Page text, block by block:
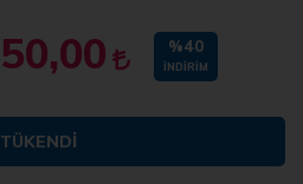
%40
İNDIRIM
TÜKENDI